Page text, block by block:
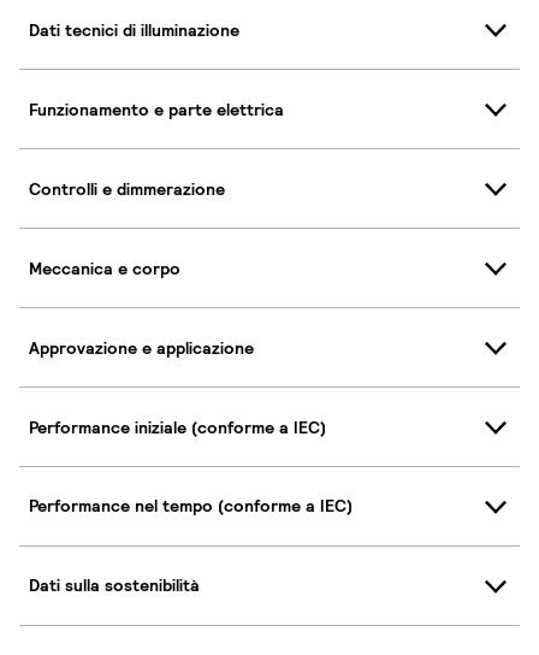
Dati tecnici di illuminazione
Funzionamento e parte elettrica
Controlli e dimmerazione
Meccanica e corpo
Approvazione e applicazione
Performance iniziale (conforme a IEC)
Performance nel tempo (conforme a IEC)
Dati sulla sostenibilità